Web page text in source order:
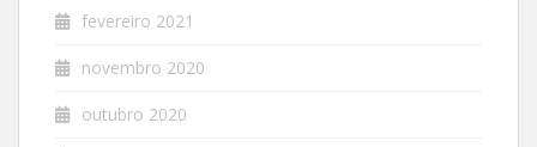
fevereiro 2021
novembro 2020
outubro 2020